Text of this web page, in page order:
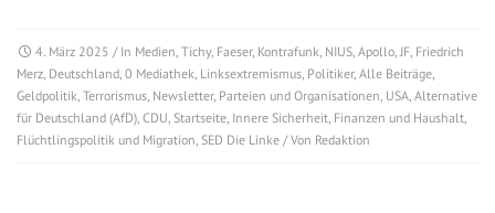
4. März 2025 / In Medien Tichy, Faeser, Kontrafunk NIUS Apollo JF Friedrich
Merz Deutschland 0 Mediathek Linksextremismus Politiker, Alle Beiträge
Geldpolitik Terrorismus Newsletter, Parteien und Organisationen USA Alternative
für Deutschland (AfD) CDU Startseite Innere Sicherheit Finanzen und Haushalt
Flüchtlingspolitik und Migration SED Die Linke / Von Redaktion